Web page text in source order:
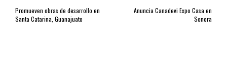
Promueven obras de desarrollo en
Santa Catarina, Guanajuato
Anuncia Canadevi Expo Casa en
Sonora